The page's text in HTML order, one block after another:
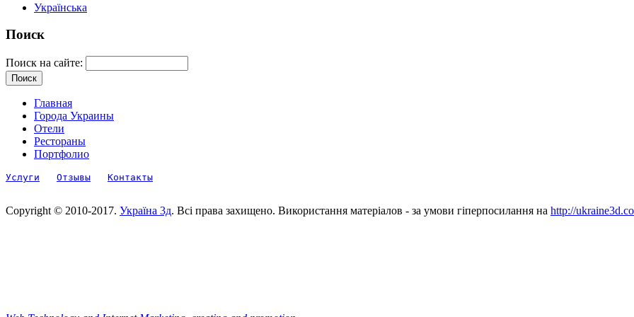
Українська
Поиск
Поиск на сайте:
Главная
Города Украины
Отели
Рестораны
Портфолио
Услуги Отзывы Контакты
Copyright © 2010-2017. Україна 3д. Всі права захищено. Використання матеріалов - за умови гіперпосилання на http://